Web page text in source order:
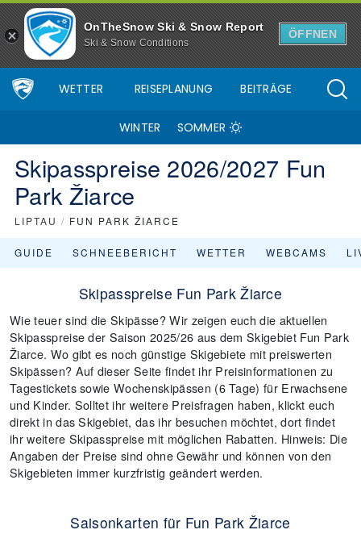
OnTheSnow Ski & Snow Report
Ski & Snow Conditions
ÖFFNEN
WETTER REISEPLANUNG BEITRÄGE
WINTER SOMMER
Skipasspreise 2026/2027 Fun
Park Žiarce
LIPTAU / FUN PARK ŽIARCE
GUIDE SCHNEEBERICHT WETTER WEBCAMS
Skipasspreise Fun Park Žiarce
Wie teuer sind die Skipässe? Wir zeigen euch die aktuellen
Skipasspreise der Saison 2025/26 aus dem Skigebiet Fun Park
Žiarce. Wo gibt es noch günstige Skigebiete mit preiswerten
Skipässen? Auf dieser Seite findet ihr Preisinformationen zu
Tagestickets sowie Wochenskipässen (6 Tage) für Erwachsene
und Kinder. Solltet ihr weitere Preisfragen haben, klickt euch
direkt in das Skigebiet, das ihr besuchen möchtet, dort findet
ihr weitere Skipasspreise mit möglichen Rabatten. Hinweis: Die
Angaben der Preise sind ohne Gewähr und können von den
Skigebieten immer kurzfristig geändert werden.
Saisonkarten für Fun Park Žiarce